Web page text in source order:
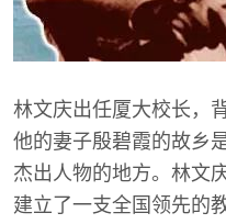
林文庆出任厦大校长，
他的妻子殷碧霞的故乡
杰出人物的地方。林文
建立了一支全国领先的